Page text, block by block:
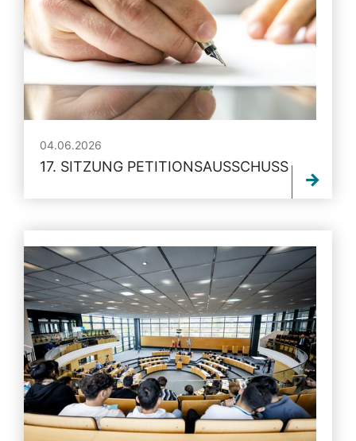
04.06.2026
17. SITZUNG PETITIONSAUSSCHUSS